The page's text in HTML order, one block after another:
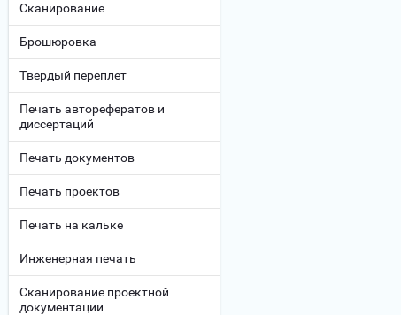
Сканирование
Брошюровка
Твердый переплет
Печать авторефератов и
диссертаций
Печать документов
Печать проектов
Печать на кальке
Инженерная печать
Сканирование проектной
документации